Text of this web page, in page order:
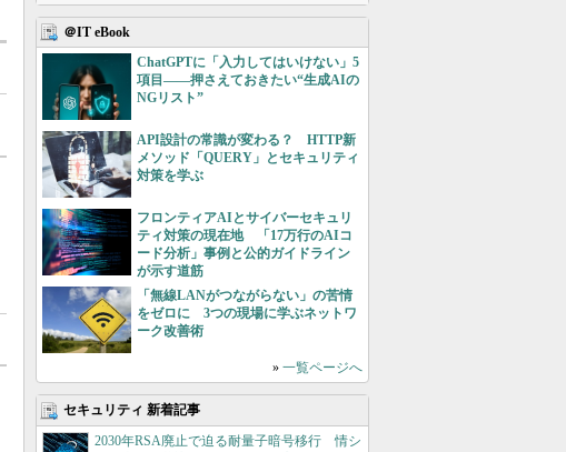
＠IT eBook
ChatGPTに「入力してはいけない」5
項目――押さえておきたい“生成AIの
NGリスト”
API設計の常識が変わる？ HTTP新
メソッド「QUERY」とセキュリティ
対策を学ぶ
フロンティアAIとサイバーセキュリ
ティ対策の現在地 「17万行のAIコ
ード分析」事例と公的ガイドライン
が示す道筋
「無線LANがつながらない」の苦情
をゼロに 3つの現場に学ぶネットワ
ーク改善術
» 一覧ページへ
セキュリティ 新着記事
2030年RSA廃止で迫る耐量子暗号移行 情シ